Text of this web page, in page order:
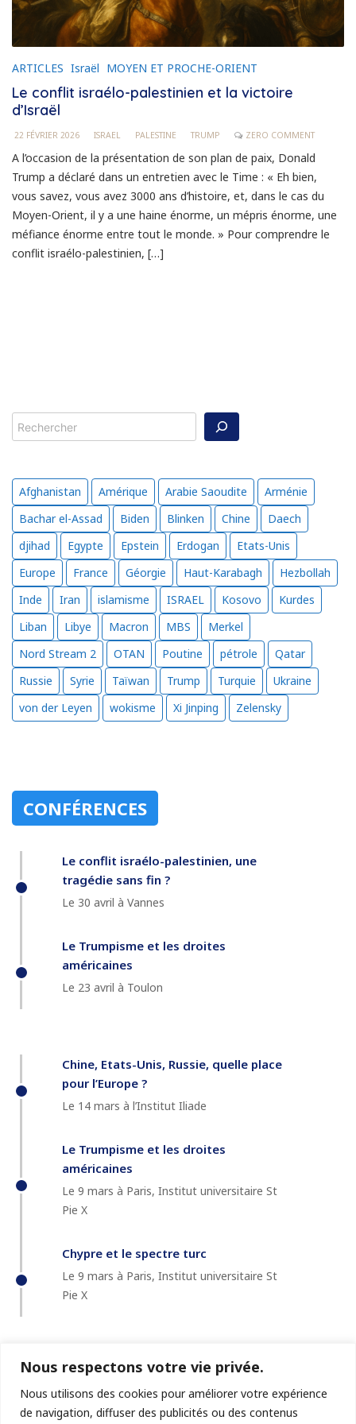
Nous respectons votre vie privée.
Nous utilisons des cookies pour améliorer votre expérience
de navigation, diffuser des publicités ou des contenus
ARTICLES Israël MOYEN ET PROCHE-ORIENT
Le conflit israélo-palestinien et la victoire
d’Israël
22 FÉVRIER 2026 ISRAEL PALESTINE TRUMP ZERO COMMENT
A l’occasion de la présentation de son plan de paix, Donald
Trump a déclaré dans un entretien avec le Time : « Eh bien,
vous savez, vous avez 3000 ans d’histoire, et, dans le cas du
Moyen-Orient, il y a une haine énorme, un mépris énorme, une
méfiance énorme entre tout le monde. » Pour comprendre le
conflit israélo-palestinien, […]
Rechercher
Afghanistan Amérique Arabie Saoudite
Arménie
Bachar el-Assad
Biden Blinken Chine
Daech
djihad
Egypte Epstein Erdogan
Etats-Unis
Europe
France Géorgie Haut-Karabagh
Hezbollah
Inde
Iran islamisme ISRAEL Kosovo
Kurdes
Liban
Libye Macron MBS
Merkel
Nord Stream 2
OTAN Poutine pétrole
Qatar
Russie
Syrie Taïwan Trump Turquie
Ukraine
von der Leyen
wokisme Xi Jinping Zelensky
CONFÉRENCES
Le conflit israélo-palestinien, une
tragédie sans fin ?
Le 30 avril à Vannes
Le Trumpisme et les droites
américaines
Le 23 avril à Toulon
Chine, Etats-Unis, Russie, quelle place
pour l’Europe ?
Le 14 mars à l’Institut Iliade
Le Trumpisme et les droites
américaines
Le 9 mars à Paris, Institut universitaire St
Pie X
Chypre et le spectre turc
Le 9 mars à Paris, Institut universitaire St
Pie X